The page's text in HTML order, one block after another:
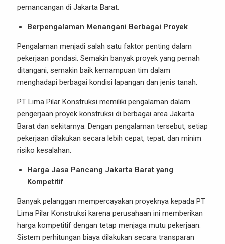
pemancangan di Jakarta Barat.
Berpengalaman Menangani Berbagai Proyek
Pengalaman menjadi salah satu faktor penting dalam
pekerjaan pondasi. Semakin banyak proyek yang pernah
ditangani, semakin baik kemampuan tim dalam
menghadapi berbagai kondisi lapangan dan jenis tanah.
PT Lima Pilar Konstruksi memiliki pengalaman dalam
pengerjaan proyek konstruksi di berbagai area Jakarta
Barat dan sekitarnya. Dengan pengalaman tersebut, setiap
pekerjaan dilakukan secara lebih cepat, tepat, dan minim
risiko kesalahan.
Harga Jasa Pancang Jakarta Barat yang
Kompetitif
Banyak pelanggan mempercayakan proyeknya kepada PT
Lima Pilar Konstruksi karena perusahaan ini memberikan
harga kompetitif dengan tetap menjaga mutu pekerjaan.
Sistem perhitungan biaya dilakukan secara transparan